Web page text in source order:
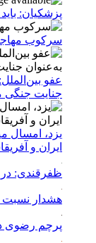
پزشکیان:
سرکوب
جنایت جنگی
یزد، امسال
ایران و
ظفرقندی: در
هشدار
پرچم رضوی